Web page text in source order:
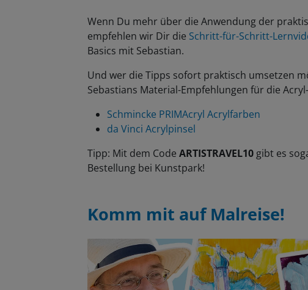
Wenn Du mehr über die Anwendung der
empfehlen wir Dir die Schritt-für-Schritt-
Basics mit Sebastian.
Und wer die Tipps sofort praktisch umsetzen
Sebastians Material-Empfehlungen für die
Schmincke PRIMAcryl Acrylfarben
da Vinci Acrylpinsel
Tipp: Mit dem Code
ARTISTRAVEL10 gibt es
Bestellung bei Kunstpark!
Komm mit auf Malreise!